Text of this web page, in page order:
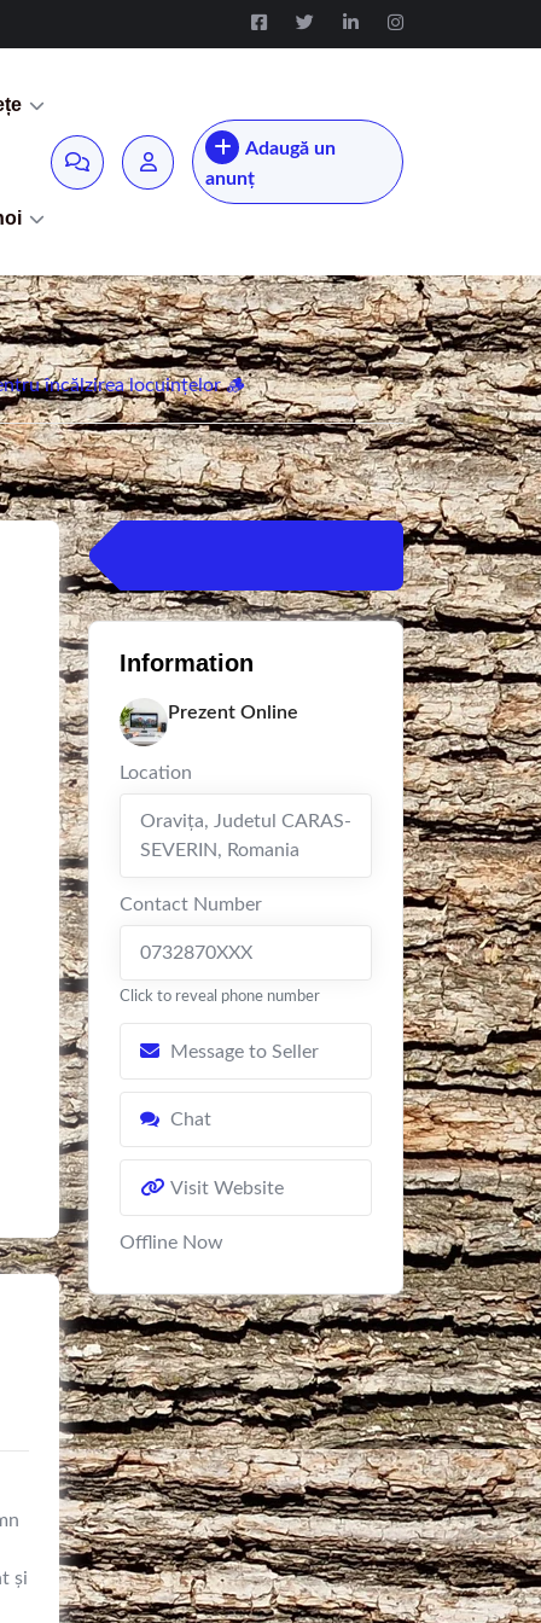
Adaugă un
anunț
încălzirea locuințelor 🪵
și
Information
Prezent Online
Location
Oraviţa, Judetul CARAS-
SEVERIN, Romania
Contact Number
0732870XXX
Click to reveal phone number
Message to Seller
Chat
Visit Website
Offline Now